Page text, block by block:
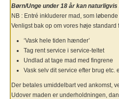
Børn/Unge under 18 år kan
NB : Entré inkluderer mad, som
Venligst bak op om vores høje standard
‘Vask hele tiden hænder’
Tag rent service i service-teltet
Undlad at tage mad med fingrene
Vask selv dit service efter brug etc.
Der betales umiddelbart ved ankomst,
Udover maden er underholdningen,